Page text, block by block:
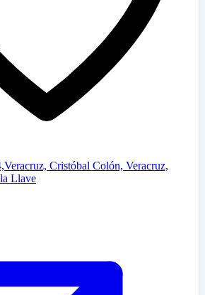
Cristóbal Colón, Veracruz,
Llave